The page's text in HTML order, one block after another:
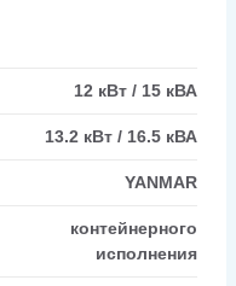
12 кВт / 15 кВА
13.2 кВт / 16.5 кВА
YANMAR
контейнерного
исполнения